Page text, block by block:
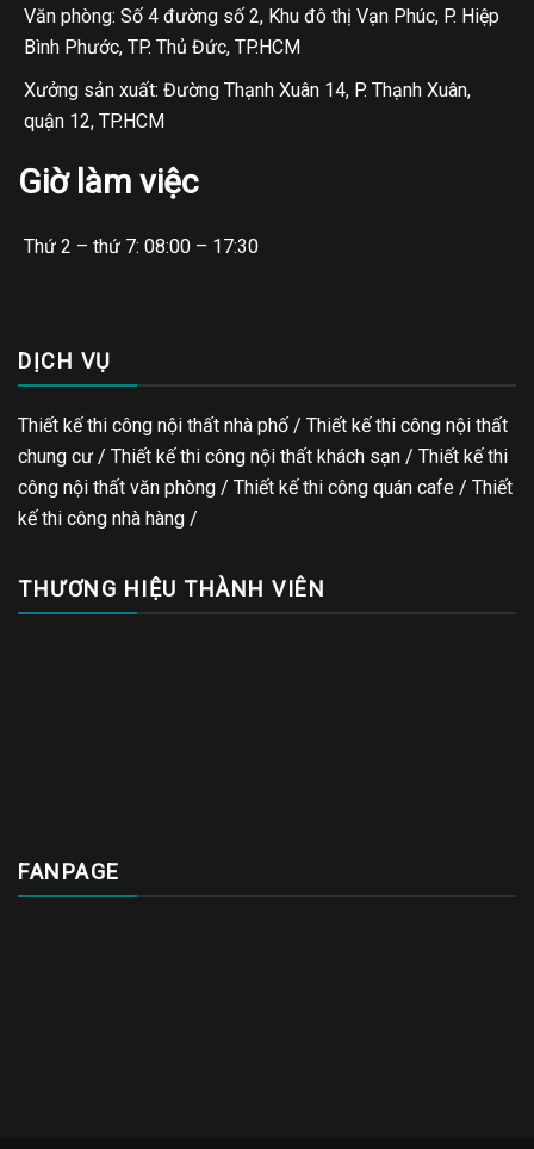
Văn phòng: Số 4 đường số 2, Khu đô thị Vạn Phúc, P. Hiệp
Bình Phước, TP. Thủ Đức, TP.HCM
Xưởng sản xuất: Đường Thạnh Xuân 14, P. Thạnh Xuân,
quận 12, TP.HCM
Giờ làm việc
Thứ 2 – thứ 7: 08:00 – 17:30
DỊCH VỤ
Thiết kế thi công nội thất nhà phố / Thiết kế thi công nội thất
chung cư / Thiết kế thi công nội thất khách sạn / Thiết kế thi
công nội thất văn phòng / Thiết kế thi công quán cafe / Thiết
kế thi công nhà hàng /
THƯƠNG HIỆU THÀNH VIÊN
FANPAGE